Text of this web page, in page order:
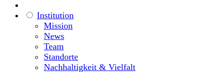
Institution
Mission
News
Team
Standorte
Nachhaltigkeit & Vielfalt